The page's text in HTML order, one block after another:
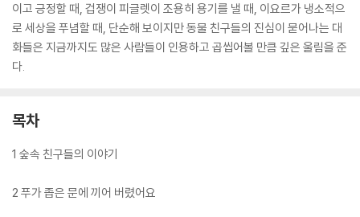
이고 긍정할 때, 겁쟁이 피글렛이 조용히 용기를 낼 때, 이요르가 냉소적으
로 세상을 푸념할 때, 단순해 보이지만 동물 친구들의 진심이 묻어나는 대
화들은 지금까지도 많은 사람들이 인용하고 곱씹어볼 만큼 깊은 울림을 준
다.
목차
1 숲속 친구들의 이야기
2 푸가 좁은 문에 끼어 버렸어요